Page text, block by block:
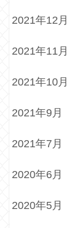
2021年12月
2021年11月
2021年10月
2021年9月
2021年7月
2020年6月
2020年5月